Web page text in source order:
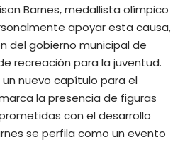
Barnes, medallista olímpico
apoyar esta causa,
del gobierno municipal de
recreación para la juventud.
nuevo capítulo para el
la presencia de figuras
con el desarrollo
se perfila como un evento